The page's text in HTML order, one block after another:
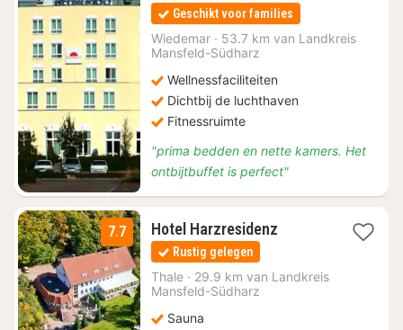
74
Geschikt voor families
Wiedemar · 53.7 km van Landkreis
Mansfeld-Südharz
Wellnessfaciliteiten
Dichtbij de luchthaven
Fitnessruimte
"prima bedden en nette kamers. Het
ontbijtbuffet is perfect"
7.7 Hotel Harzresidenz1
€
Rustig gelegen
Thale · 29.9 km van Landkreis
Mansfeld-Südharz
Sauna